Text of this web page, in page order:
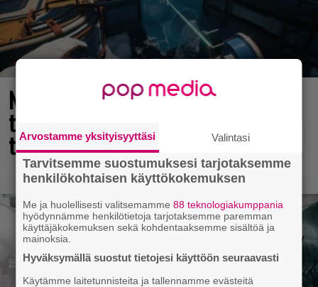
Nyt ilmaiseksi Steamissa – nappaa
tämä avaruusseikkailu välittömästi
talteen!
Arvostamme yksityisyyttäsi Valintasi
Tarvitsemme suostumuksesi tarjotaksemme
henkilökohtaisen käyttökokemuksen
Me ja huolellisesti valitsemamme88 teknologiakumppania
hyödynnämme henkilötietoja tarjotaksemme paremman
käyttäjäkokemuksen sekä kohdentaaksemme sisältöä ja
mainoksia.
Hyväksymällä suostut tietojesi käyttöön seuraavasti
Käytämme laitetunnisteita ja tallennamme evästeitä